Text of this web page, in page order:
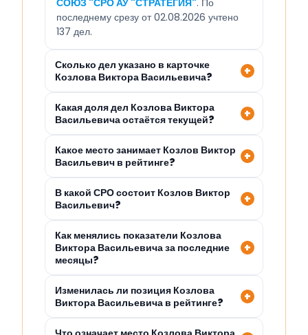
СОЮЗ "СРО АУ "СТРАТЕГИЯ". По
последнему срезу от 02.08.2026 учтено
137 дел.
Сколько дел указано в карточке
Козлова Виктора Васильевича?
Какая доля дел Козлова Виктора
Васильевича остаётся текущей?
Какое место занимает Козлов Виктор
Васильевич в рейтинге?
В какой СРО состоит Козлов Виктор
Васильевич?
Как менялись показатели Козлова
Виктора Васильевича за последние
месяцы?
Изменилась ли позиция Козлова
Виктора Васильевича в рейтинге?